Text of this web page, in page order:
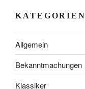
KATEGORIEN
Allgemein
Bekanntmachungen
Klassiker